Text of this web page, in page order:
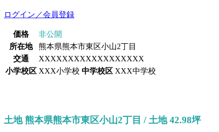
ログイン／会員登録
価格
非公開
所在地
熊本県熊本市東区小山2丁目
交通
XXXXXXXXXXXXXXXXXX
小学校区 XXX小学校 中学校区 XXX中学校
土地 熊本県熊本市東区小山2丁目 / 土地 42.98坪